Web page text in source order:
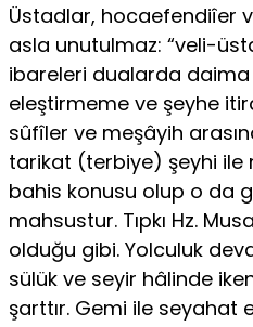
Üstadlar, hocaefendiîer
asla unutulmaz: “veli-
ibareleri dualarda daima
eleştirmeme ve şeyhe
sûfîler ve meşâyih
tarikat (terbiye) şeyhi ile
bahis konusu olup o da
mahsustur. Tıpkı Hz.
olduğu gibi. Yolculuk
sülük ve seyir hâlinde
şarttır. Gemi ile seyahat